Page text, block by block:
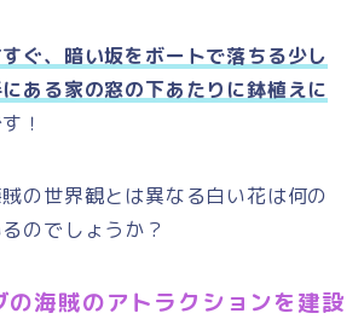
ぐ、暗い坂をボートで落ちる少し
ある家の窓の下あたりに鉢植えに
！
の世界観とは異なる白い花は何の
のでしょうか？
の海賊のアトラクションを建設